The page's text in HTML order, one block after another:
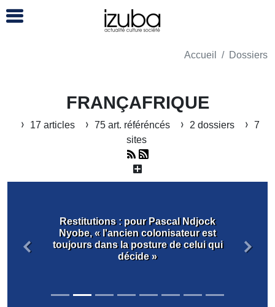
Accueil Dossiers
FRANÇAFRIQUE
17 articles 75 art. référéncés 2 dossiers
7
sites
Restitutions : pour Pascal Ndjock
Nyobe, « l'ancien colonisateur est
toujours dans la posture de celui qui
décide »
Précédent